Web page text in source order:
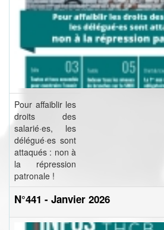
Pour affaiblir les
droits des
salarié·es, les
délégué·es sont
attaqués : non à
la répression
patronale !
N°441 - Janvier 2026